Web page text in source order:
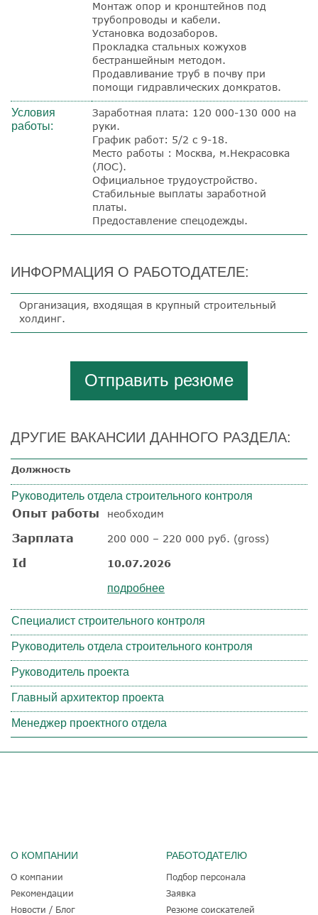
Монтаж опор и кронштейнов под
трубопроводы и кабели.
Установка водозаборов.
Прокладка стальных кожухов
бестраншейным методом.
Продавливание труб в почву при
помощи гидравлических домкратов.
Условия
работы:
Заработная плата: 120 000-130 000 на
руки.
График работ: 5/2 с 9-18.
Место работы : Москва, м.Некрасовка
(ЛОС).
Официальное трудоустройство.
Стабильные выплаты заработной
платы.
Предоставление спецодежды.
ИНФОРМАЦИЯ О РАБОТОДАТЕЛЕ:
Организация, входящая в крупный строительный
холдинг.
Отправить резюме
ДРУГИЕ ВАКАНСИИ ДАННОГО РАЗДЕЛА:
Должность
Руководитель отдела строительного контроля
Опыт работы необходим
Зарплата 200 000 – 220 000 руб. (gross)
Id 10.07.2026
подробнее
Специалист строительного контроля
Руководитель отдела строительного контроля
Руководитель проекта
Главный архитектор проекта
Менеджер проектного отдела
О КОМПАНИИ
О компании
Рекомендации
Новости / Блог
РАБОТОДАТЕЛЮ
Подбор персонала
Заявка
Резюме соискателей